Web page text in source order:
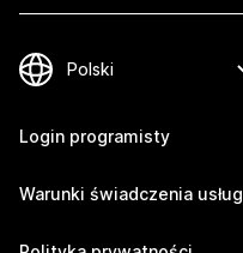
Login programisty
Warunki świadczenia usług